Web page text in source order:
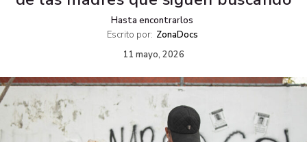
Hasta encontrarlos
Escrito por: ZonaDocs
11 mayo, 2026